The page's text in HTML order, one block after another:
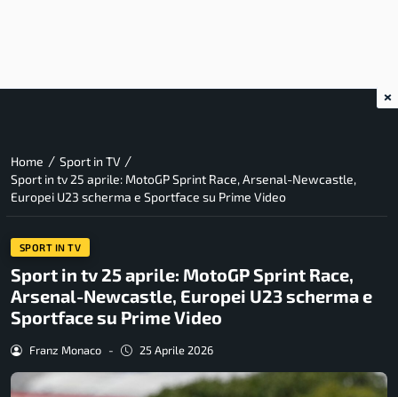
Home / Sport in TV /
Sport in tv 25 aprile: MotoGP Sprint Race, Arsenal-Newcastle,
Europei U23 scherma e Sportface su Prime Video
SPORT IN TV
Sport in tv 25 aprile: MotoGP Sprint Race,
Arsenal-Newcastle, Europei U23 scherma e
Sportface su Prime Video
Franz Monaco - 25 Aprile 2026
×